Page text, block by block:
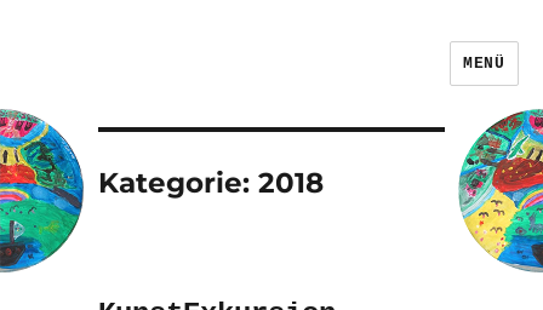
MENÜ
Kategorie: 2018